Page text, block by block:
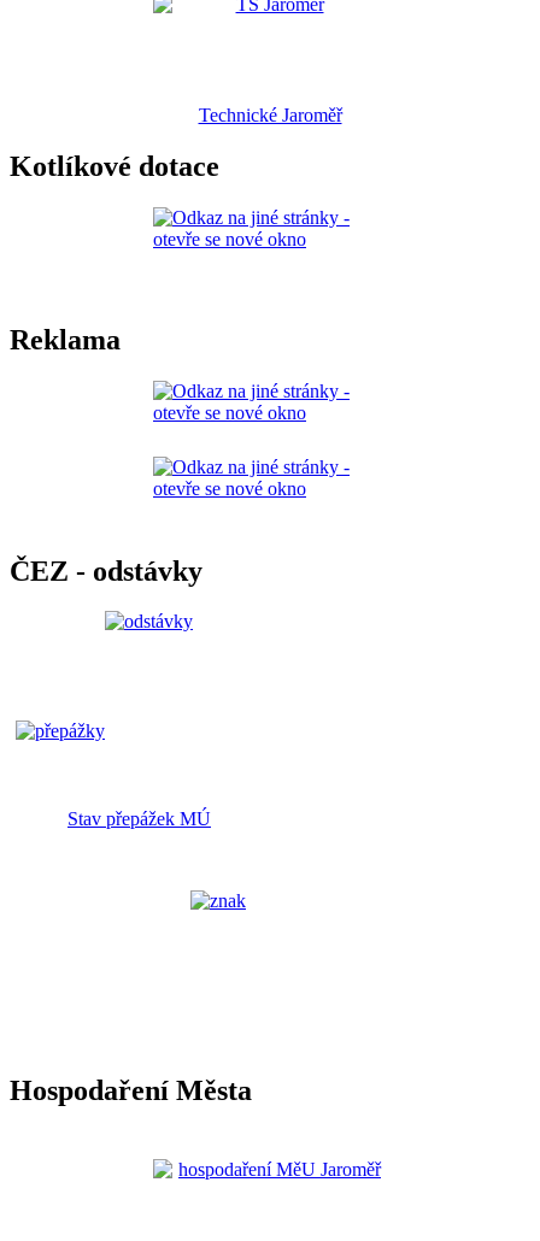
Technické Jaroměř
Kotlíkové dotace
Reklama
ČEZ - odstávky
Stav přepážek MÚ
Hospodaření Města